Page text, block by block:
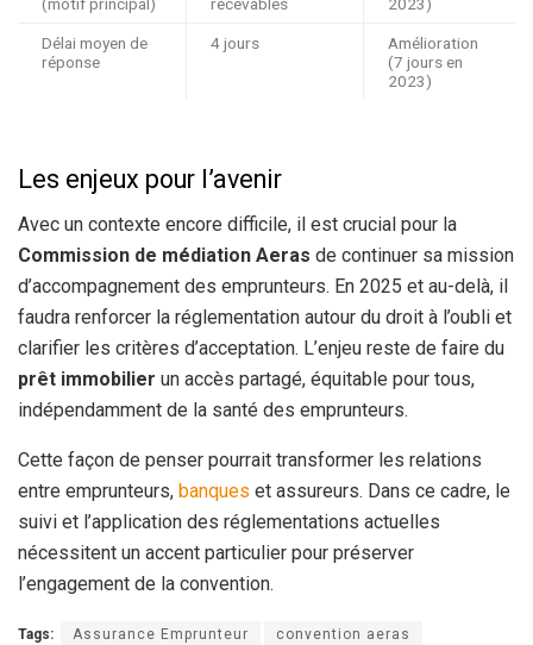
Délai moyen de
réponse
4 jours
Amélioration
(7 jours en
2023)
Les enjeux pour l’avenir
Avec un contexte encore difficile, il est crucial pour la
Commission de médiation Aeras de continuer sa mission
d’accompagnement des emprunteurs. En 2025 et au-delà, il
faudra renforcer la réglementation autour du droit à l’oubli et
clarifier les critères d’acceptation. L’enjeu reste de faire du
prêt immobilier un accès partagé, équitable pour tous,
indépendamment de la santé des emprunteurs.
Cette façon de penser pourrait transformer les relations
entre emprunteurs, banques et assureurs. Dans ce cadre, le
suivi et l’application des réglementations actuelles
nécessitent un accent particulier pour préserver
l’engagement de la convention.
Tags: Assurance Emprunteur convention aeras